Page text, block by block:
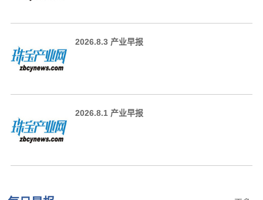
2026.8.3 产业早报
2026.8.1 产业早报